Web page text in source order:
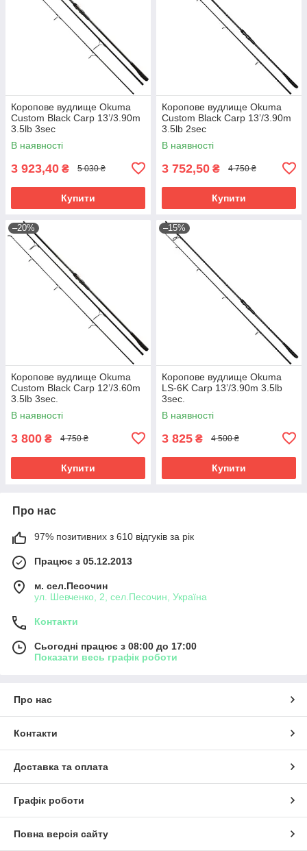
Коропове вудлище Okuma
Custom Black Carp 13’/3.90m
3.5lb 3sec
В наявності
3 923,40 ₴ 5 030 ₴
Купити
Коропове вудлище Okuma
Custom Black Carp 13’/3.90m
3.5lb 2sec
В наявності
3 752,50 ₴ 4 750 ₴
Купити
–20%
Коропове вудлище Okuma
Custom Black Carp 12’/3.60m
3.5lb 3sec.
В наявності
3 800 ₴ 4 750 ₴
Купити
–15%
Коропове вудлище Okuma
LS-6K Carp 13’/3.90m 3.5lb
3sec.
В наявності
3 825 ₴ 4 500 ₴
Купити
Про нас
97% позитивних з 610 відгуків за рік
Працює з 05.12.2013
м. сел.Песочин
ул. Шевченко, 2, сел.Песочин, Україна
Контакти
Сьогодні працює з 08:00 до 17:00
Показати весь графік роботи
Про нас
Контакти
Доставка та оплата
Графік роботи
Повна версія сайту